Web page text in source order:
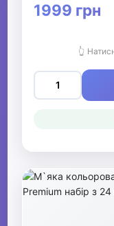
1999 грн
👆